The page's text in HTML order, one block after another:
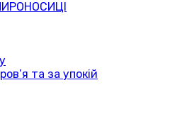
та за упокій